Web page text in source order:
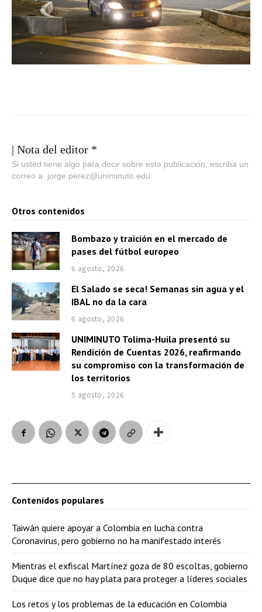
| Nota del editor *
Si usted tiene algo para decir sobre esta publicación, escriba un
correo a: jorge.perez@uniminuto.edu
Otros contenidos
Bombazo y traición en el mercado de
pases del fútbol europeo
6 agosto, 2026
El Salado se seca! Semanas sin agua y el
IBAL no da la cara
6 agosto, 2026
UNIMINUTO Tolima-Huila presentó su
Rendición de Cuentas 2026, reafirmando
su compromiso con la transformación de
los territorios
5 agosto, 2026
Contenidos populares
Taiwán quiere apoyar a Colombia en lucha contra
Coronavirus, pero gobierno no ha manifestado interés
Mientras el exfiscal Martínez goza de 80 escoltas, gobierno
Duque dice que no hay plata para proteger a líderes sociales
Los retos y los problemas de la educación en Colombia